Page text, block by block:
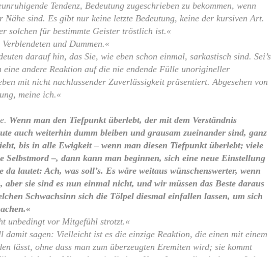
Tendenz, Bedeutung zugeschrieben zu bekommen, wenn
Nähe sind. Es gibt nur keine letzte Bedeutung, keine der kursiven Art.
solchen für bestimmte Geister tröstlich ist.«
und Dummen.«
darauf hin, das Sie, wie eben schon einmal, sarkastisch sind. Sei’s
eine andere Reaktion auf die nie endende Fülle unorigineller
mit nicht nachlassender Zuverlässigkeit präsentiert. Abgesehen von
meine ich.«
Wenn man den Tiefpunkt überlebt, der mit dem Verständnis
auch weiterhin dumm bleiben und grausam zueinander sind, ganz
bis in alle Ewigkeit – wenn man diesen Tiefpunkt überlebt; viele
Selbstmord –, dann kann man beginnen, sich eine neue Einstellung
da lautet: Ach, was soll’s. Es wäre weitaus wünschenswerter, wenn
aber sie sind es nun einmal nicht, und wir müssen das Beste daraus
Schwachsinn sich die Tölpel diesmal einfallen lassen, um sich
unbedingt vor Mitgefühl strotzt.«
sagen: Vielleicht ist es die einzige Reaktion, die einen mit einem
lässt, ohne dass man zum überzeugten Eremiten wird; sie kommt